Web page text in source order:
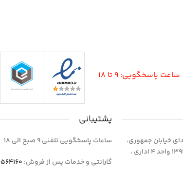
ساعت پاسخگویی: 9 تا 18
خیابان جمهوری،
نبش کوچه کاووسی، پلاک 1393 واحد 4 اداری ،
پشتیبانی
ساعات پاسخگویی تلفنی 9 صبح الی 18
گارانتی و خدمات پس از فروش: